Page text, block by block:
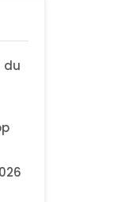
du